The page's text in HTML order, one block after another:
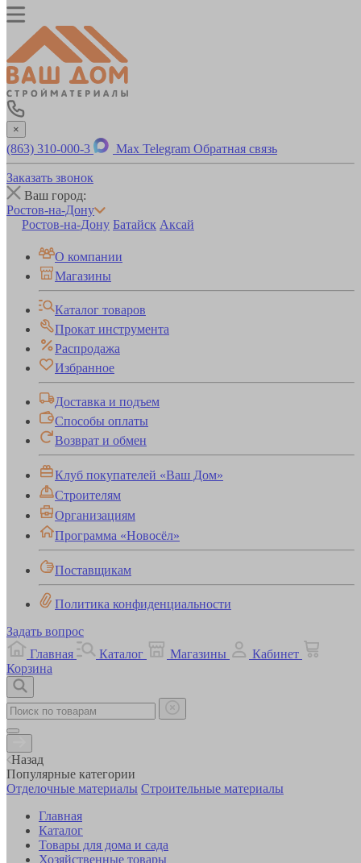
×
(863) 310-000-3 Max Telegram Обратная связь
Заказать звонок
Ваш город:
Ростов-на-Дону
Ростов-на-Дону Батайск Аксай
О компании
Магазины
Каталог товаров
Прокат инструмента
Распродажа
Избранное
Доставка и подъем
Способы оплаты
Возврат и обмен
Клуб покупателей «Ваш Дом»
Строителям
Организациям
Программа «Новосёл»
Поставщикам
Политика конфиденциальности
Задать вопрос
Главная
Каталог Магазины
Кабинет
Корзина
Назад
Популярные категории
Отделочные материалы Строительные материалы
Главная
Каталог
Товары для дома и сада
Хозяйственные товары